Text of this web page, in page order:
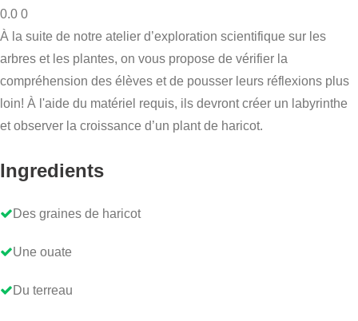
0.0 0
À la suite de notre atelier d’exploration scientifique sur les
arbres et les plantes, on vous propose de vérifier la
compréhension des élèves et de pousser leurs réflexions plus
loin! À l'aide du matériel requis, ils devront créer un labyrinthe
et observer la croissance d’un plant de haricot.
Ingredients
Des graines de haricot
Une ouate
Du terreau